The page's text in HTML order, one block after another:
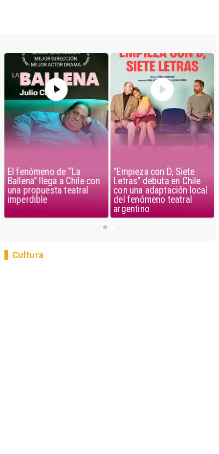
El fenómeno de “La
Ballena” llega a Chile con
una propuesta teatral
imperdible
"Empieza con D, Siete
Letras" debuta en Chile
con una adaptación local
del fenómeno teatral
argentino
Cultura